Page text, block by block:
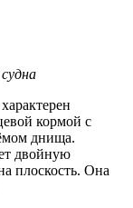
кормой с
днища.
двойную
плоскость. Она